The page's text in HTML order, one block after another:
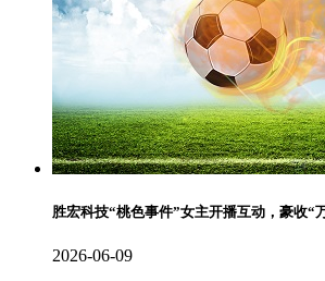
胜宏科技“桃色事件”女主开播互动，豪收“
2026-06-09